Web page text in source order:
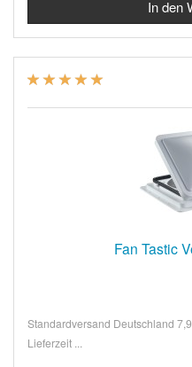
Fan Tastic
Standardversand Deutschland
Lieferzeit ...